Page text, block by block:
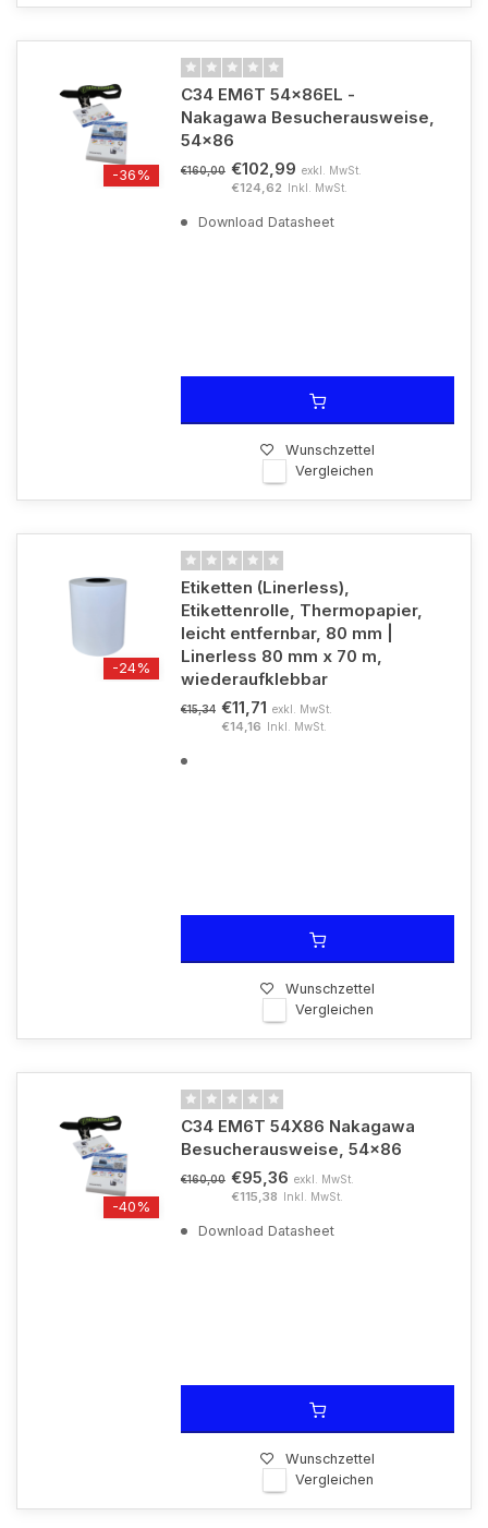
-36%
C34 EM6T 54x86EL -
Nakagawa Besucherausweise,
54x86
€160,00 €102,99 exkl. MwSt.
€124,62 Inkl. MwSt.
Download Datasheet
Wunschzettel
Vergleichen
-24%
Etiketten (Linerless),
Etikettenrolle, Thermopapier,
leicht entfernbar, 80 mm |
Linerless 80 mm x 70 m,
wiederaufklebbar
€15,34 €11,71 exkl. MwSt.
€14,16 Inkl. MwSt.
Wunschzettel
Vergleichen
-40%
C34 EM6T 54X86 Nakagawa
Besucherausweise, 54x86
€160,00 €95,36 exkl. MwSt.
€115,38 Inkl. MwSt.
Download Datasheet
Wunschzettel
Vergleichen